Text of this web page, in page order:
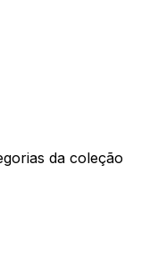
da coleção